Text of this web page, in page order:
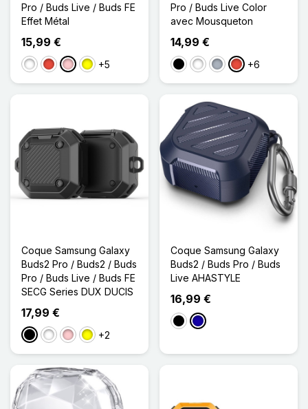
Pro / Buds Live / Buds FE
Effet Métal
15,99 €
BlancRougeRoseJaune
+5
Pro / Buds Live Color
avec Mousqueton
14,99 €
NoirBlancGris Rouge
+6
Coque Samsung Galaxy
Buds2 Pro / Buds2 / Buds
Pro / Buds Live / Buds FE
SECG Series DUX DUCIS
17,99 €
NoirBlancRoseJaune
+2
Coque Samsung Galaxy
Buds2 / Buds Pro / Buds
Live AHASTYLE
16,99 €
NoirBleu Foncé